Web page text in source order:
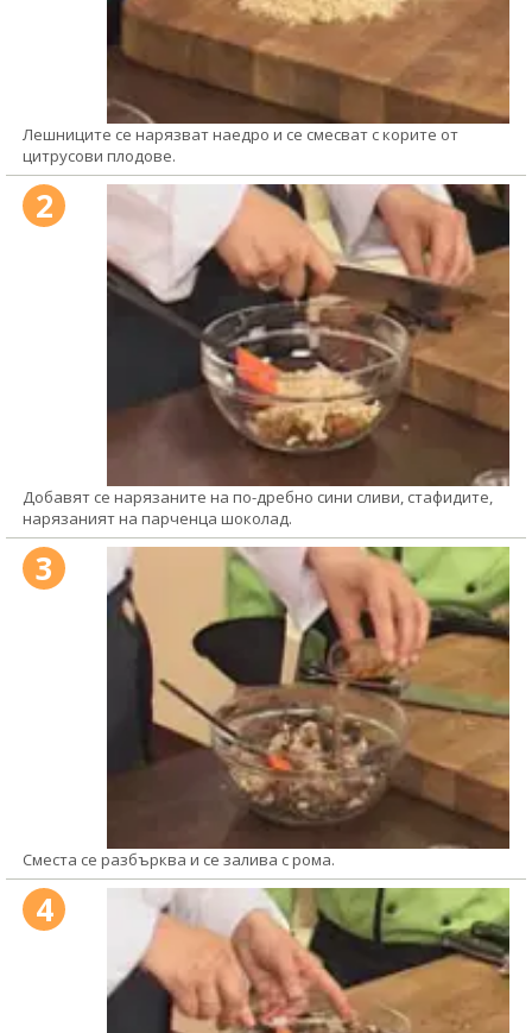
Лешниците се нарязват наедро и се смесват с корите от
цитрусови плодове.
2
Добавят се нарязаните на по-дребно сини сливи, стафидите,
нарязаният на парченца шоколад.
3
Сместа се разбърква и се залива с рома.
4